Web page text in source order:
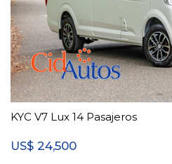
KYC V7 Lux 14 Pasajeros
US$ 24,500